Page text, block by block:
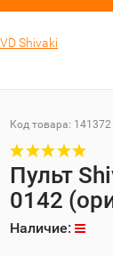
Shivaki
Код товара: 141372
Пульт
0142
Наличие: